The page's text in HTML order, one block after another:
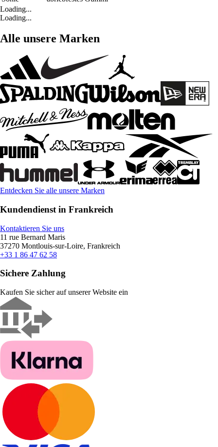
Loading...
Loading...
Alle unsere Marken
Entdecken Sie alle unsere Marken
Kundendienst in Frankreich
Kontaktieren Sie uns
11 rue Bernard Maris
37270 Montlouis-sur-Loire, Frankreich
+33 1 86 47 62 58
Sichere Zahlung
Kaufen Sie sicher auf unserer Website ein